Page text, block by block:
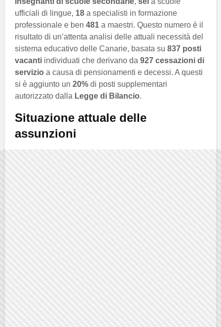
ufficiali di lingue, 18 a specialisti in formazione
professionale e ben 481 a maestri. Questo numero è il
risultato di un’attenta analisi delle attuali necessità del
sistema educativo delle Canarie, basata su 837 posti
vacanti individuati che derivano da 927 cessazioni di
servizio a causa di pensionamenti e decessi. A questi
si è aggiunto un 20% di posti supplementari
autorizzato dalla Legge di Bilancio.
Situazione attuale delle
assunzioni